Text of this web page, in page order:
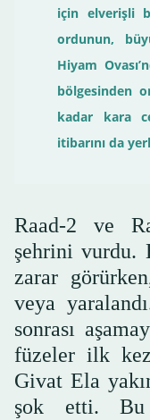
için elverişli
ordunun,
Hiyam
bölgesinden
kadar kara
itibarını da
Raad-2 ve
şehrini vurdu.
zarar
veya
sonrası
füzeler ilk
Givat Ela
şok etti. Bu